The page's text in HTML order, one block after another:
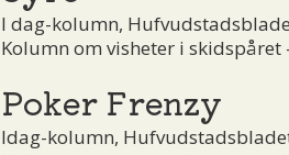
I dag-kolumn,
Kolumn om visheter i skidspåret
Poker Frenzy
Idag-kolumn,